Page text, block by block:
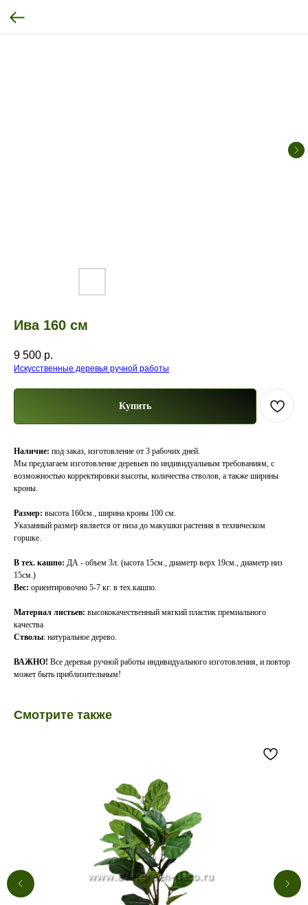
Ива 160 см
9 500 р.
Искусственные деревья ручной работы
Купить
Наличие: под заказ, изготовление от 3 рабочих дней.
Мы предлагаем изготовление деревьев по индивидуальным требованиям, с
возможностью корректировки высоты, количества стволов, а также ширины
кроны.
Размер: высота 160см., ширина кроны 100 см.
Указанный размер является от низа до макушки растения в техническом
горшке.
В тех. кашпо: ДА - объем 3л. (ысота 15см., диаметр верх 19см., диаметр низ
15см.)
Вес: ориентировочно 5-7 кг. в тех.кашпо.
Материал листьев: высококачественный мягкий пластик премиального
качества
Стволы: натуральное дерево.
ВАЖНО! Все деревья ручной работы индивидуального изготовления, и повтор
может быть приблизительным!
Смотрите также